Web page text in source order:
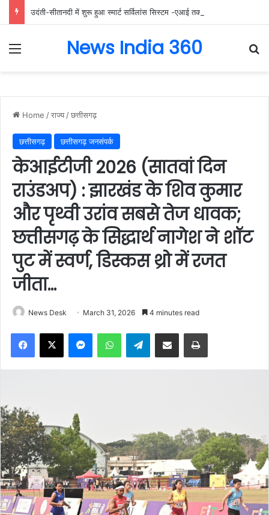
Menu News India 360
Home /राज्य /छत्तीसगढ़
छत्तीसगढ़ छत्तीसगढ़ जनसंपर्क
केआईटीजी 2026 (सातवां दिन
राउंडअप) : झारखंड के शिव कुमार
और पृथ्वी उरांव सबसे तेज धावक;
छत्तीसगढ़ के सिद्धार्थ नागेश ने शॉट
पुट में स्वर्ण, डिस्कस थ्रो में रजत
जीता…
News Desk March 31, 2026 4 minutes read
Facebook
X MessengerWhatsAppTelegramShare via Email Print